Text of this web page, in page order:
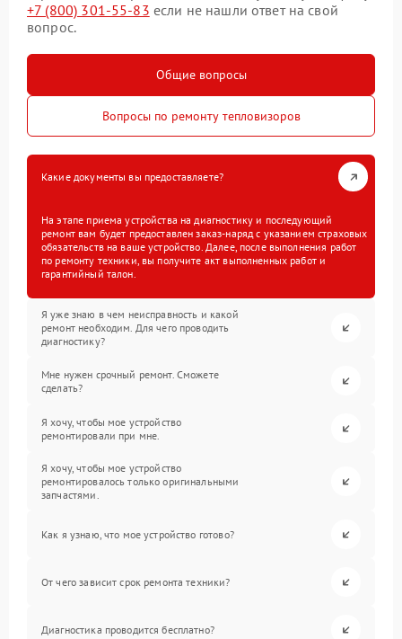
+7 (800) 301-55-83 если не нашли ответ на свой
вопрос.
Общие вопросы
Вопросы по ремонту тепловизоров
Какие документы вы предоставляете?
На этапе приема устройства на диагностику и последующий
ремонт вам будет предоставлен заказ-наряд с указанием страховых
обязательств на ваше устройство. Далее, после выполнения работ
по ремонту техники, вы получите акт выполненных работ и
гарантийный талон.
Я уже знаю в чем неисправность и какой
ремонт необходим. Для чего проводить
диагностику?
Мне нужен срочный ремонт. Сможете
сделать?
Я хочу, чтобы мое устройство
ремонтировали при мне.
Я хочу, чтобы мое устройство
ремонтировалось только оригинальными
запчастями.
Как я узнаю, что мое устройство готово?
От чего зависит срок ремонта техники?
Диагностика проводится бесплатно?